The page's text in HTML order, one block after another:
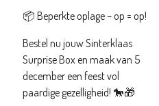
📦 Beperkte oplage – op = op!
Bestel nu jouw Sinterklaas
Surprise Box en maak van 5
december een feest vol
paardige gezelligheid! 🐎🎁